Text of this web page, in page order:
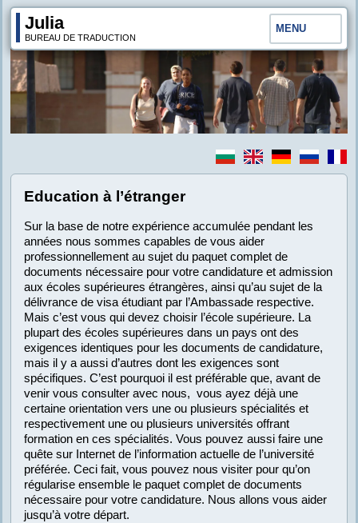
Julia
BUREAU DE TRADUCTION
MENU
Education à l’étranger
Sur la base de notre expérience accumulée pendant les
années nous sommes capables de vous aider
professionnellement au sujet du paquet complet de
documents nécessaire pour votre candidature et admission
aux écoles supérieures étrangères, ainsi qu’au sujet de la
délivrance de visa étudiant par l’Ambassade respective.
Mais c’est vous qui devez choisir l’école supérieure. La
plupart des écoles supérieures dans un pays ont des
exigences identiques pour les documents de candidature,
mais il y a aussi d’autres dont les exigences sont
spécifiques. C’est pourquoi il est préférable que, avant de
venir vous consulter avec nous, vous ayez déjà une
certaine orientation vers une ou plusieurs spécialités et
respectivement une ou plusieurs universités offrant
formation en ces spécialités. Vous pouvez aussi faire une
quête sur Internet de l’information actuelle de l’université
préférée. Ceci fait, vous pouvez nous visiter pour qu’on
régularise ensemble le paquet complet de documents
nécessaire pour votre candidature. Nous allons vous aider
jusqu’à votre départ.